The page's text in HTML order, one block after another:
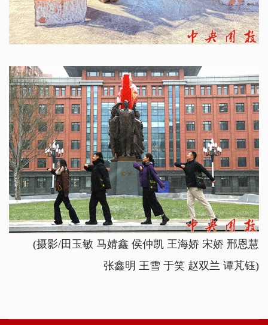
(摄影/田玉敏 马婧鑫 侯仲凯 王海娇 宋娇 邢恩慧
张鑫明 王雪 于笑 赵双兰 谭芃钰)